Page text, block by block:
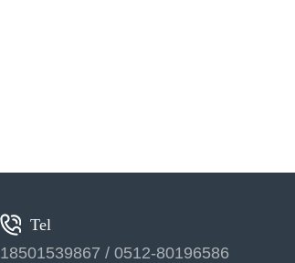
Tel
18501539867 / 0512-80196586